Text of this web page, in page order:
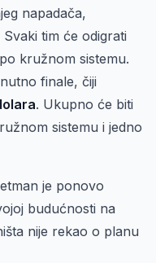
napadača,
tim će odigrati
kružnom sistemu.
finale, čiji
. Ukupno će biti
sistemu i jedno
je ponovo
budućnosti na
nije rekao o planu